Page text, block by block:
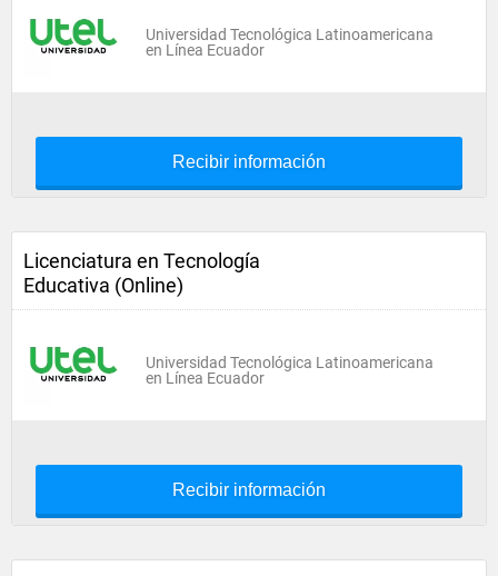
Universidad Tecnológica Latinoamericana
en Línea Ecuador
Recibir información
Licenciatura en Tecnología
Educativa (Online)
Universidad Tecnológica Latinoamericana
en Línea Ecuador
Recibir información